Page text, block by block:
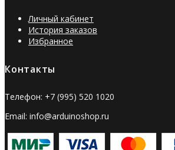
Личный кабинет
История заказов
Избранное
Контакты
Телефон: +7 (995) 520 1020
Email: info@arduinoshop.ru